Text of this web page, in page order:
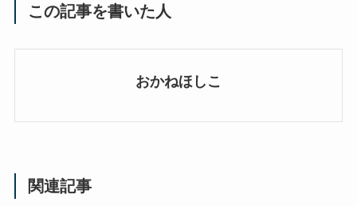
この記事を書いた人
おかねほしこ
関連記事